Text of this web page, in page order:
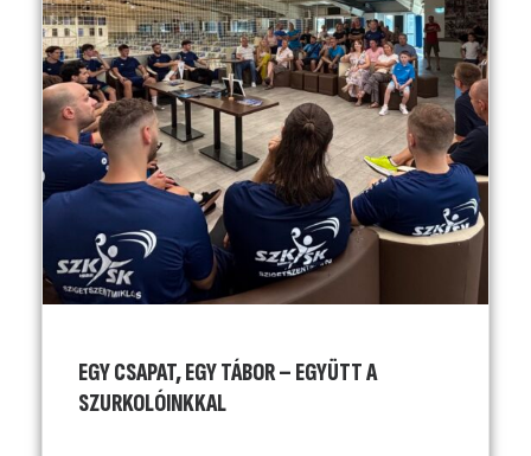
EGY CSAPAT, EGY TÁBOR – EGYÜTT A
SZURKOLÓINKKAL